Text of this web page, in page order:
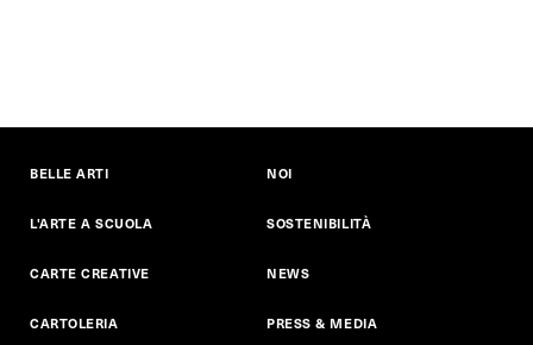
BELLE ARTI
L'ARTE A SCUOLA
CARTE CREATIVE
CARTOLERIA
NOI
SOSTENIBILITÀ
NEWS
PRESS & MEDIA